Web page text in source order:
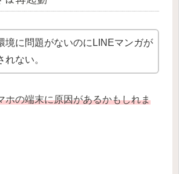
境に問題がないのにLINEマンガが
れない。
ホの端末に原因があるかもしれま